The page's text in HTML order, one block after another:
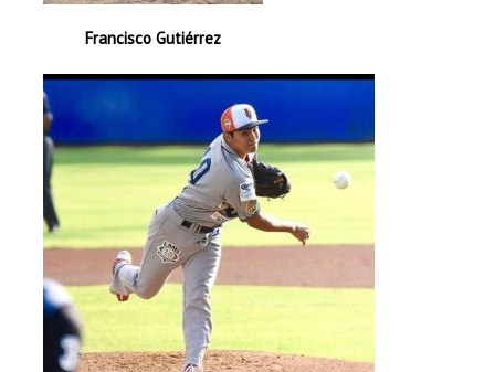
Francisco Gutiérrez